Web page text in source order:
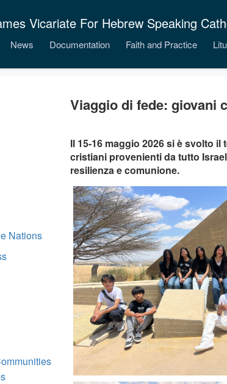
Vicariate For Hebrew Speaking
News Documentation Faith and Practice
Nations
Viaggio di fede: giovani
Il 15-16 maggio 2026 si è svolto
cristiani provenienti da tutto
resilienza e comunione.